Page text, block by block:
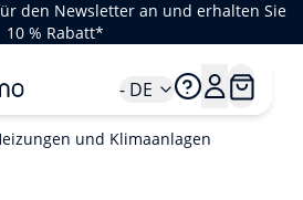
den Newsletter an und erhalten Sie
10 % Rabatt*
- DE
und Klimaanlagen